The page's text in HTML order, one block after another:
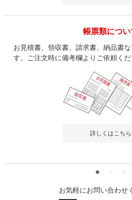
帳票類につい
お見積書、領収書、請求書、納品書
す。ご注文時に備考欄よりご依頼くだ
詳しくはこちら
お気軽にお問い合わせ